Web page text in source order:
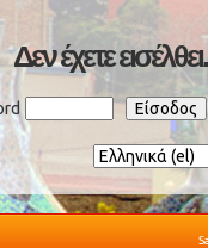
Δεν έχετε εισέλθει.